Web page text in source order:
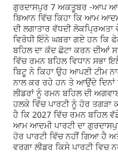
ਗੁਰਦਾਸਪੁਰ 7 ਅਕਤੂਬਰ -ਆਪ
ਬਿਆਨ ਵਿੱਚ ਕਿਹਾ ਕਿ ਆਮ
ਦੀ ਲਗਾਤਾਰ ਵੱਧਦੀ
ਵਿਰੋਧੀ ਇੰਨੇ ਘਬਰਾ ਗਏ ਹਨ ਕਿ
ਬਹਿਲ ਦਾ ਕੱਦ ਛੋਟਾ ਕਰਨ ਦੀਆਂ
ਵਿੱਚ ਰਮਨ ਬਹਿਲ ਵਿਧਾਨ ਸਭਾ
ਬਿਟੂ ਨੇ ਕਿਹਾ ਉਹ ਆਪਣੀ ਟੀਮ
ਨਾਲ ਕਰ ਰਹੇ ਹਨ ਤੇ ਆਉਂਦੇ
ਲੀਡਰਾਂ ਨੂੰ ਰਮਨ ਬਹਿਲ ਦੀ
ਹਲਕੇ ਵਿੱਚ ਪਾਰਟੀ ਨੂੰ ਹੋਰ
ਹੈ ਕਿ 2027 ਵਿੱਚ ਰਮਨ ਬਹਿਲ
ਆਮ ਆਦਮੀ ਪਾਰਟੀ ਦਾ
ਹੋਰ ਪਾਰਟੀ ਵਿੱਚ ਨਹੀਂ ਗਿਆ ਹੈ
ਵਰਗਾ ਲੀਡਰ ਕਿਸੇ ਪਾਰਟੀ ਵਿਚ